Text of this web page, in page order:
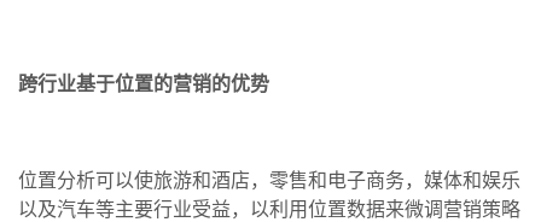
跨行业基于位置的营销的优势
位置分析可以使旅游和酒店，零售和电子商务，媒体和娱乐
以及汽车等主要行业受益，以利用位置数据来微调营销策略